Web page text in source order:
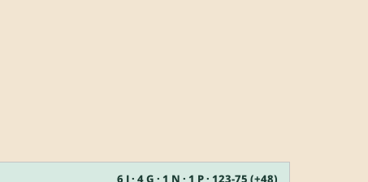
6 J · 4 G · 1 N · 1 P · 123-75 (+48)